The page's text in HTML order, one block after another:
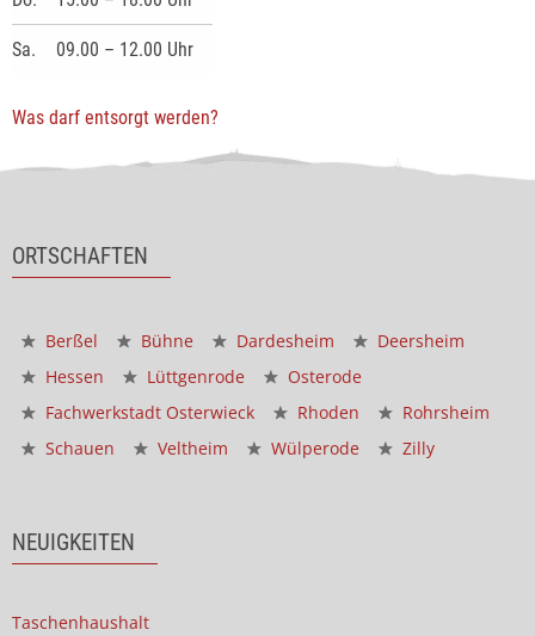
Sa. 09.00 – 12.00 Uhr
Was darf entsorgt werden?
ORTSCHAFTEN
Berßel Bühne Dardesheim
Deersheim
Hessen
Lüttgenrode
Osterode
Fachwerkstadt Osterwieck
Rhoden
Rohrsheim
Schauen
Veltheim Wülperode Zilly
NEUIGKEITEN
Taschenhaushalt